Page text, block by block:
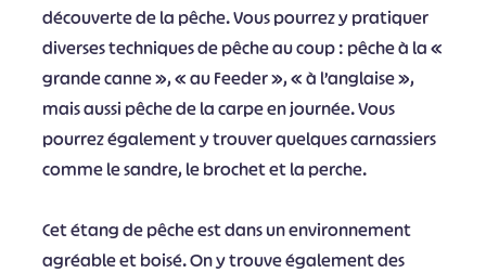
découverte de la pêche. Vous pourrez y pratiquer
diverses techniques de pêche au coup : pêche à la «
grande canne », « au Feeder », « à l’anglaise »,
mais aussi pêche de la carpe en journée. Vous
pourrez également y trouver quelques carnassiers
comme le sandre, le brochet et la perche.
Cet étang de pêche est dans un environnement
agréable et boisé. On y trouve également des